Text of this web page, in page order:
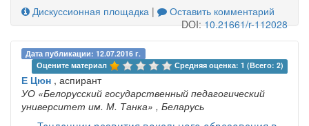
Дискуссионная площадка |
Оставить комментарий
DOI:10.21661/r-112028
Дата публикации: 12.07.2016 г.
Оцените материал
Средняя оценка: 1 (Всего: 2)
Е Цюн , аспирант
УО «Белорусский государственный педагогический
университет им. М. Танка» , Беларусь